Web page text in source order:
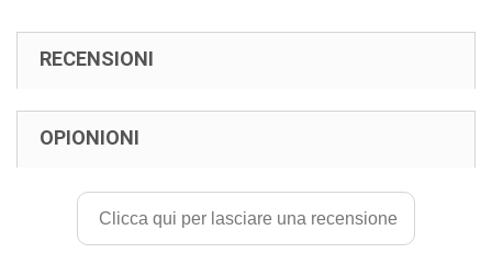
RECENSIONI
OPIONIONI
Clicca qui per lasciare una recensione